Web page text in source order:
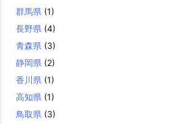
群馬県 (1)
長野県 (4)
青森県 (3)
静岡県 (2)
香川県 (1)
高知県 (1)
鳥取県 (3)